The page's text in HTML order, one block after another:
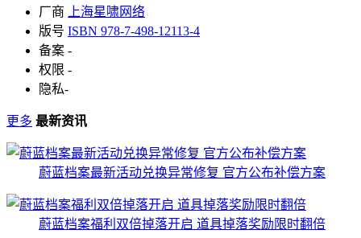
厂商
上海星啸网络
版号 ISBN 978-7-498-12113-4
备案 -
权限 -
隐私-
更多 最新资讯
蔚蓝档案最新活动兑换异常修复 官方公布补偿方案
蔚蓝档案福利双倍掉落开启 道具掉落奖励限时翻倍